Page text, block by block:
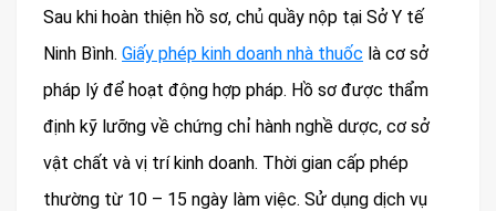
Sau khi hoàn thiện hồ sơ, chủ quầy nộp tại Sở Y tế
Ninh Bình. Giấy phép kinh doanh nhà thuốc là cơ sở
pháp lý để hoạt động hợp pháp. Hồ sơ được thẩm
định kỹ lưỡng về chứng chỉ hành nghề dược, cơ sở
vật chất và vị trí kinh doanh. Thời gian cấp phép
thường từ 10 – 15 ngày làm việc. Sử dụng dịch vụ